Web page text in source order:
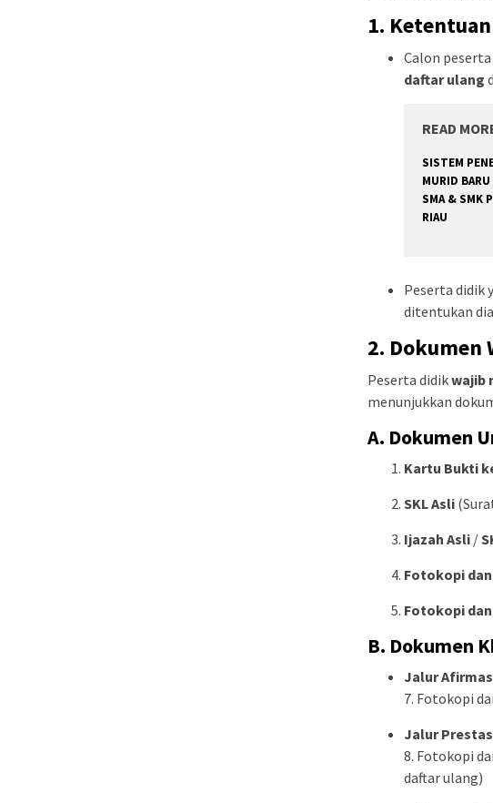
1.
Calon
daftar ulang
READ
SISTEM
MURID
SMA & SMK
RIAU
Peserta didik
ditentukan
2. Dokumen
Peserta didikwajib
menunjukkan
A. Dokumen
Kartu Bukti
SKL Asli
Ijazah Asli /
Fotokopi
Fotokopi
B. Dokumen
Jalur
7. Fotokopi
Jalur
8. Fotokopi
daftar ulang)